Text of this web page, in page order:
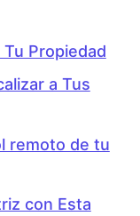
Propiedad
a Tus
remoto de tu
con Esta